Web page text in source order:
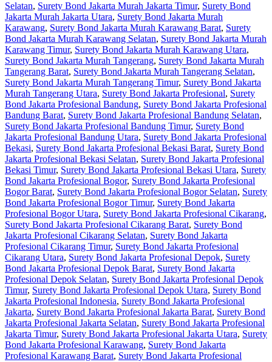
Selatan, Surety Bond Jakarta Murah Jakarta Timur, Surety Bond
Jakarta Murah Jakarta Utara, Surety Bond Jakarta Murah
Karawang, Surety Bond Jakarta Murah Karawang Barat, Surety
Bond Jakarta Murah Karawang Selatan, Surety Bond Jakarta Murah
Karawang Timur, Surety Bond Jakarta Murah Karawang Utara,
Surety Bond Jakarta Murah Tangerang, Surety Bond Jakarta Murah
Tangerang Barat, Surety Bond Jakarta Murah Tangerang Selatan,
Surety Bond Jakarta Murah Tangerang Timur, Surety Bond Jakarta
Murah Tangerang Utara, Surety Bond Jakarta Profesional, Surety
Bond Jakarta Profesional Bandung, Surety Bond Jakarta Profesional
Bandung Barat, Surety Bond Jakarta Profesional Bandung Selatan,
Surety Bond Jakarta Profesional Bandung Timur, Surety Bond
Jakarta Profesional Bandung Utara, Surety Bond Jakarta Profesional
Bekasi, Surety Bond Jakarta Profesional Bekasi Barat, Surety Bond
Jakarta Profesional Bekasi Selatan, Surety Bond Jakarta Profesional
Bekasi Timur, Surety Bond Jakarta Profesional Bekasi Utara, Surety
Bond Jakarta Profesional Bogor, Surety Bond Jakarta Profesional
Bogor Barat, Surety Bond Jakarta Profesional Bogor Selatan, Surety
Bond Jakarta Profesional Bogor Timur, Surety Bond Jakarta
Profesional Bogor Utara, Surety Bond Jakarta Profesional Cikarang,
Surety Bond Jakarta Profesional Cikarang Barat, Surety Bond
Jakarta Profesional Cikarang Selatan, Surety Bond Jakarta
Profesional Cikarang Timur, Surety Bond Jakarta Profesional
Cikarang Utara, Surety Bond Jakarta Profesional Depok, Surety
Bond Jakarta Profesional Depok Barat, Surety Bond Jakarta
Profesional Depok Selatan, Surety Bond Jakarta Profesional Depok
Timur, Surety Bond Jakarta Profesional Depok Utara, Surety Bond
Jakarta Profesional Indonesia, Surety Bond Jakarta Profesional
Jakarta, Surety Bond Jakarta Profesional Jakarta Barat, Surety Bond
Jakarta Profesional Jakarta Selatan, Surety Bond Jakarta Profesional
Jakarta Timur, Surety Bond Jakarta Profesional Jakarta Utara, Surety
Bond Jakarta Profesional Karawang, Surety Bond Jakarta
Profesional Karawang Barat, Surety Bond Jakarta Profesional